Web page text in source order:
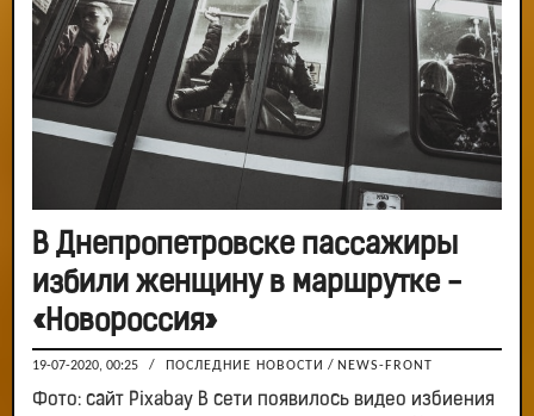
В Днепропетровске пассажиры
избили женщину в маршрутке -
«Новороссия»
19-07-2020, 00:25 / ПОСЛЕДНИЕ НОВОСТИ / NEWS-FRONT
Фото: сайт Pixabay В сети появилось видео избиения